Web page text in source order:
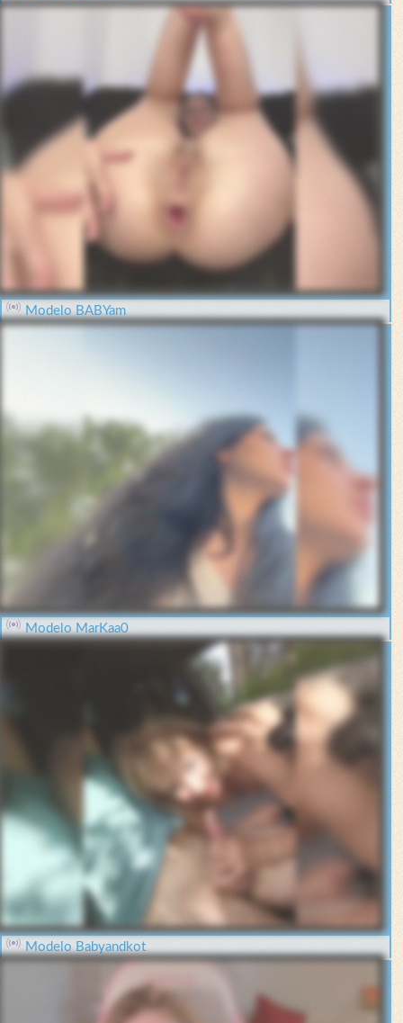
Modelo BABYam
Modelo MarKaa0
Modelo Babyandkot